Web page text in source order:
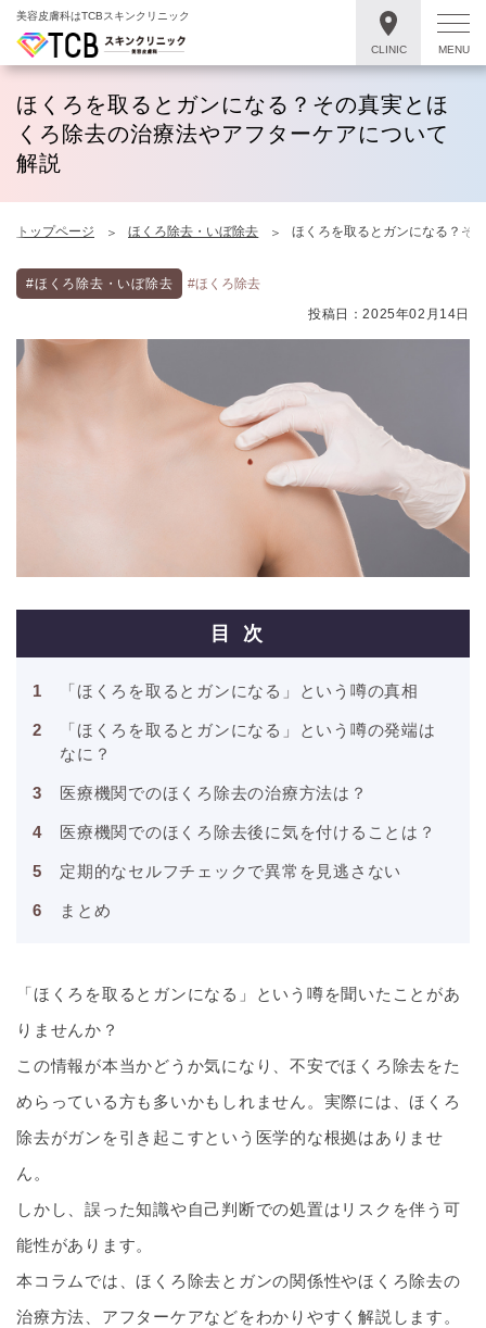
美容皮膚科はTCBスキンクリニック
ほくろを取るとガンになる？その真実とほ
くろ除去の治療法やアフターケアについて
解説
トップページ ほくろ除去・いぼ除去 ほくろを取るとガンになる？そ
#ほくろ除去・いぼ除去
#ほくろ除去
投稿日：2025年02月14日
目次
「ほくろを取るとガンになる」という噂の真相
「ほくろを取るとガンになる」という噂の発端は
なに？
医療機関でのほくろ除去の治療方法は？
医療機関でのほくろ除去後に気を付けることは？
定期的なセルフチェックで異常を見逃さない
まとめ
「ほくろを取るとガンになる」という噂を聞いたことがあ
りませんか？
この情報が本当かどうか気になり、不安でほくろ除去をた
めらっている方も多いかもしれません。実際には、ほくろ
除去がガンを引き起こすという医学的な根拠はありませ
ん。
しかし、誤った知識や自己判断での処置はリスクを伴う可
能性があります。
本コラムでは、ほくろ除去とガンの関係性やほくろ除去の
治療方法、アフターケアなどをわかりやすく解説します。
CLINIC MENU